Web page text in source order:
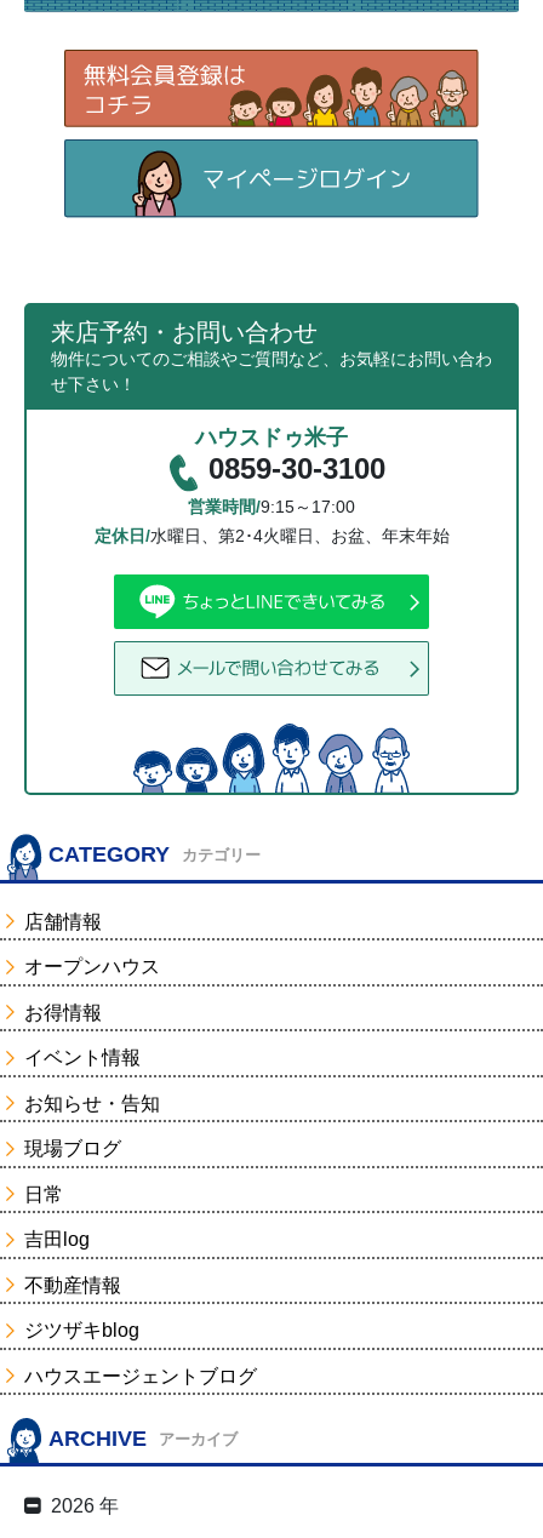
来店予約・お問い合わせ
物件についてのご相談やご質問など、お気軽にお問い合わ
せ下さい！
ハウスドゥ米子
0859-30-3100
営業時間/9:15～17:00
定休日/水曜日、第2･4火曜日、お盆、年末年始
CATEGORY カテゴリー
店舗情報
オープンハウス
お得情報
イベント情報
お知らせ・告知
現場ブログ
日常
吉田log
不動産情報
ジツザキblog
ハウスエージェントブログ
ARCHIVE アーカイブ
2026 年